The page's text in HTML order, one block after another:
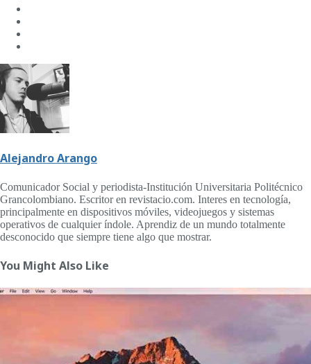
Alejandro Arango
Comunicador Social y periodista-Institución Universitaria Politécnico
Grancolombiano. Escritor en revistacio.com. Interes en tecnología,
principalmente en dispositivos móviles, videojuegos y sistemas
operativos de cualquier índole. Aprendiz de un mundo totalmente
desconocido que siempre tiene algo que mostrar.
You Might Also Like